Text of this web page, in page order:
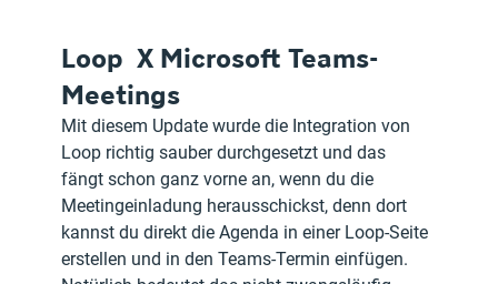
Loop  X Microsoft Teams-
Meetings
Mit diesem Update wurde die Integration von
Loop richtig sauber durchgesetzt und das
fängt schon ganz vorne an, wenn du die
Meetingeinladung herausschickst, denn dort
kannst du direkt die Agenda in einer Loop-Seite
erstellen und in den Teams-Termin einfügen.